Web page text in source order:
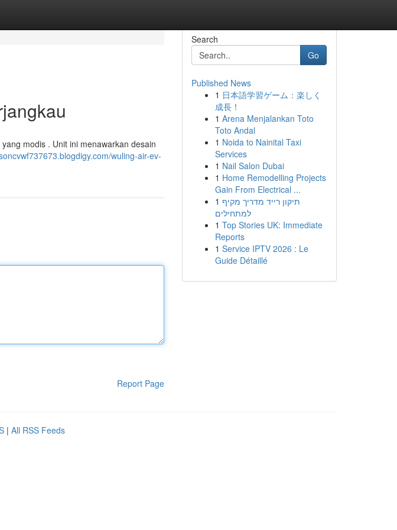
modis . Unit ini menawarkan desain
wuling-air-ev-
Report Page
Search
Go
Published News
1 日本語学習ゲーム：楽しく
成長！
1 Arena Menjalankan Toto
Toto Andal
1 Noida to Nainital Taxi
Services
1 Nail Salon Dubai
1 Home Remodelling Projects
Gain From Electrical ...
1 תיקון רייד מדריך מקיף
למתחילים
1 Top Stories UK: Immediate
Reports
1 Service IPTV 2026 : Le
Guide Détaillé
| All RSS Feeds